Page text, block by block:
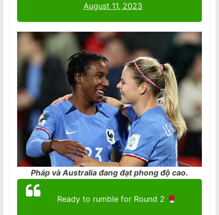
August 11, 2023
Pháp và Australia đang đạt phong độ cao.
Ready to rumble for Round 2